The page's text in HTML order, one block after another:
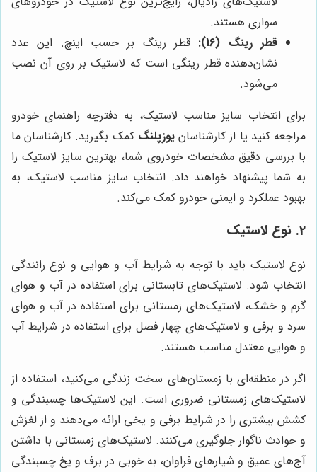
سواری هستند.
قطر رینگ (16):
قطر رینگ بر حسب اینچ. این عدد
نشان‌دهنده قطر رینگی است که لاستیک بر روی آن نصب
می‌شود.
برای انتخاب سایز مناسب لاستیک، به دفترچه راهنمای خودرو
مراجعه کنید یا از کارشناسانیوزپلنگ کمک بگیرید. کارشناسان ما
با بررسی دقیق مشخصات خودروی شما، بهترین سایز لاستیک را
به شما پیشنهاد خواهند داد. انتخاب سایز مناسب لاستیک، به
بهبود عملکرد و ایمنی خودرو کمک می‌کند.
2. نوع لاستیک
نوع لاستیک باید با توجه به شرایط آب و هوایی و نوع رانندگی
انتخاب شود. لاستیک‌های تابستانی برای استفاده در آب و هوای
گرم و خشک، لاستیک‌های زمستانی برای استفاده در آب و هوای
سرد و برفی و لاستیک‌های چهار فصل برای استفاده در شرایط آب
و هوایی معتدل مناسب هستند.
اگر در منطقه‌ای با زمستان‌های سخت زندگی می‌کنید، استفاده از
لاستیک‌های زمستانی ضروری است. این لاستیک‌ها چسبندگی و
کشش بیشتری را در شرایط برفی و یخی ارائه می‌دهند و از لغزش
و حوادث ناگوار جلوگیری می‌کنند. لاستیک‌های زمستانی با داشتن
آج‌های عمیق و شیارهای فراوان، به خوبی در برف و یخ چسبندگی